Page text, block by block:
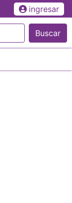
ingresar
Buscar